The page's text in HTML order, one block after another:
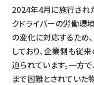
2024年4月に施行され
クドライバーの労働環
の変化に対応するため
しており、企業側も従
迫られています。一方
まで困難とされてい